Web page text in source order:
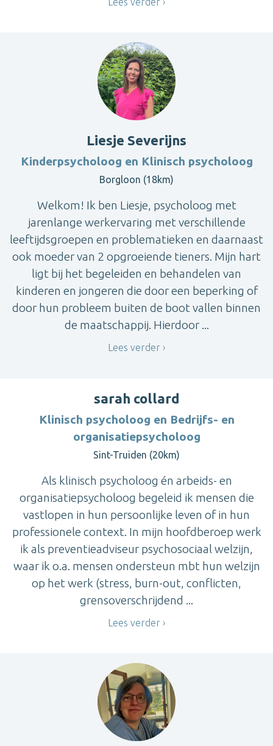
Liesje Severijns
Kinderpsycholoog en Klinisch psycholoog
Borgloon (18km)
Welkom! Ik ben Liesje, psycholoog met
jarenlange werkervaring met verschillende
leeftijdsgroepen en problematieken en daarnaast
ook moeder van 2 opgroeiende tieners. Mijn hart
ligt bij het begeleiden en behandelen van
kinderen en jongeren die door een beperking of
door hun probleem buiten de boot vallen binnen
de maatschappij. Hierdoor ...
Lees verder
sarah collard
Klinisch psycholoog en Bedrijfs- en
organisatiepsycholoog
Sint-Truiden (20km)
Als klinisch psycholoog én arbeids- en
organisatiepsycholoog begeleid ik mensen die
vastlopen in hun persoonlijke leven of in hun
professionele context. In mijn hoofdberoep werk
ik als preventieadviseur psychosociaal welzijn,
waar ik o.a. mensen ondersteun mbt hun welzijn
op het werk (stress, burn-out, conflicten,
grensoverschrijdend ...
Lees verder